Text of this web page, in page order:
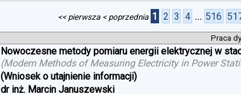
<< pierwsza < poprzednia 1 2 3 4 ... 516
Praca
Nowoczesne metody pomiaru energii elektrycznej w
(Modern Methods of Measuring Electricity in Power
(Wniosek o utajnienie informacji)
dr inż. Marcin Januszewski